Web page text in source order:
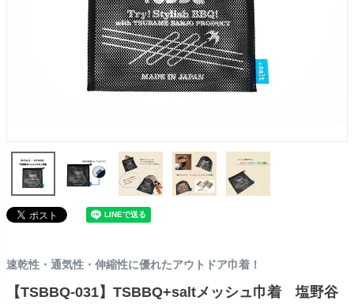
速乾性・通気性・伸縮性に優れたアウトドア巾着！
【TSBBQ-031】TSBBQ+saltメッシュ巾着 塩野谷